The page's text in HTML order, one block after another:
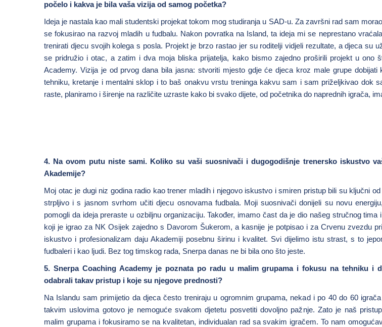
počelo i kakva je bila vaša vizija od samog početka?
Ideja je nastala kao mali studentski projekat tokom mog studiranja u SAD-u. Za završni rad sam
se fokusirao na razvoj mladih u fudbalu. Nakon povratka na Island, ta ideja mi se neprestano
trenirati djecu svojih kolega s posla. Projekt je brzo rastao jer su roditelji vidjeli rezultate, a djeca su
se pridružio i otac, a zatim i dva moja bliska prijatelja, kako bismo zajedno proširili projekt u ono
Academy. Vizija je od prvog dana bila jasna: stvoriti mjesto gdje će djeca kroz male grupe dobijati
tehniku, kretanje i mentalni sklop i to baš onakvu vrstu treninga kakvu sam i sam priželjkivao dok
raste, planiramo i širenje na različite uzraste kako bi svako dijete, od početnika do naprednih igrača,
4. Na ovom putu niste sami. Koliko su vaši suosnivači i dugogodišnje trenersko iskustvo
Akademije?
Moj otac je dugi niz godina radio kao trener mladih i njegovo iskustvo i smiren pristup bili su ključni
strpljivo i s jasnom svrhom učiti djecu osnovama fudbala. Moji suosnivači donijeli su novu
pomogli da ideja preraste u ozbiljnu organizaciju. Također, imamo čast da je dio našeg stručnog tima
koji je igrao za NK Osijek zajedno s Davorom Šukerom, a kasnije je potpisao i za Crvenu zvezdu
iskustvo i profesionalizam daju Akademiji posebnu širinu i kvalitet. Svi dijelimo istu strast, s to
fudbaleri i kao ljudi. Bez tog timskog rada, Snerpa danas ne bi bila ono što jeste.
5. Snerpa Coaching Academy je poznata po radu u malim grupama i fokusu na tehniku i
odabrali takav pristup i koje su njegove prednosti?
Na Islandu sam primijetio da djeca često treniraju u ogromnim grupama, nekad i po 40 do 60
takvim uslovima gotovo je nemoguće svakom djetetu posvetiti dovoljno pažnje. Zato je naš
malim grupama i fokusiramo se na kvalitetan, individualan rad sa svakim igračem. To nam